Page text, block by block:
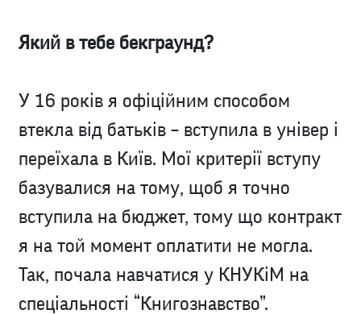
Який в тебе бекграунд?
У 16 років я офіційним способом
втекла від батьків – вступила в універ і
переїхала в Київ. Мої критерії вступу
базувалися на тому, щоб я точно
вступила на бюджет, тому що контракт
я на той момент оплатити не могла.
Так, почала навчатися у КНУКіМ на
спеціальності “Книгознавство”.